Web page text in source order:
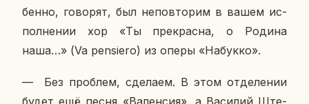
бен­но, го­во­рят, был непо­вто­рим в вашем ис­
пол­не­нии хор «Ты пре­крас­на, о Родина
наша…» (Va pensiero) из оперы «На­бук­ко».
— Без про­блем, сде­ла­ем. В этом от­де­ле­нии
будет ещё песня «Ва­лен­сия», а Ва­си­лий Ште­